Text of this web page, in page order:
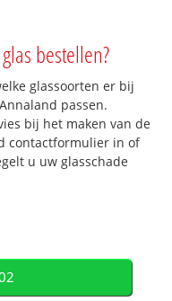
bestellen?
glassoorten er bij
passen.
bij het maken van de
contactformulier in of
u uw glasschade